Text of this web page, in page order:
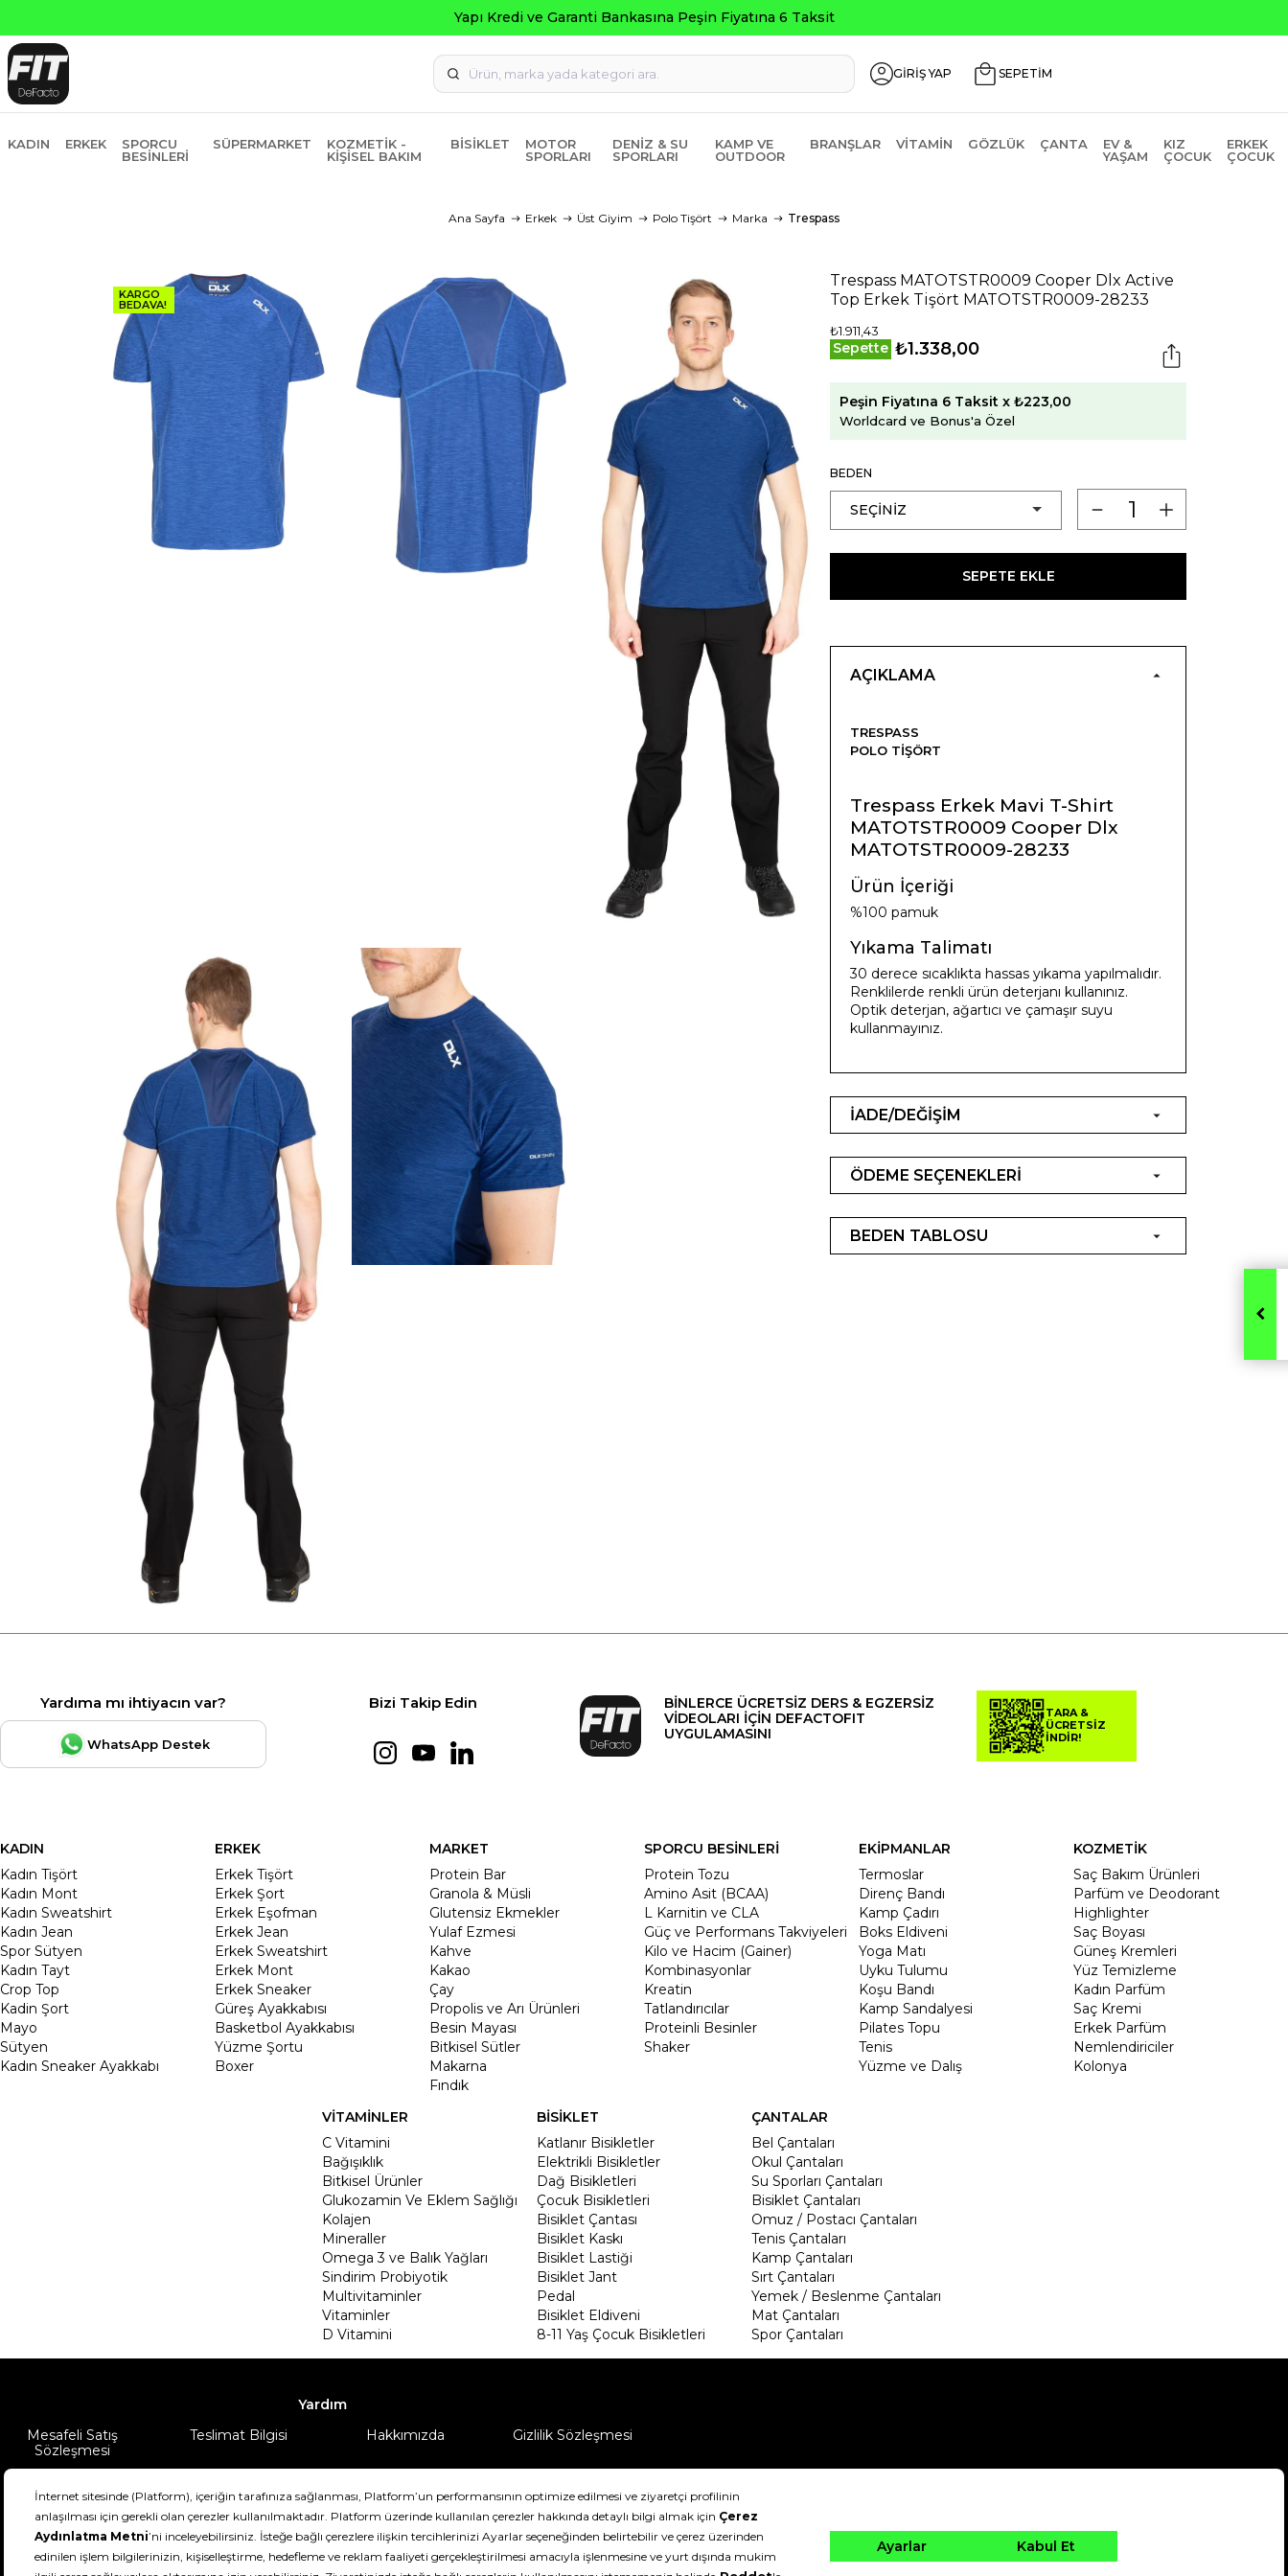
Seçili Ürünlerde ₺2000 Üzeri ₺200 İndirim Kodu: AGUSTOS200
GİRİŞ YAP SEPETİM
KADIN ERKEK
SPORCU
BESINLERI
SÜPERMARKET
KOZMETIK -
KIŞISEL BAKIM
BISIKLET
MOTOR
SPORLARI
DENIZ & SU
SPORLARI
KAMP VE
OUTDOOR
BRANŞLAR VITAMIN GÖZLÜK ÇANTA
EV &
YAŞAM
KIZ
ÇOCUK
ERKEK
ÇOCUK
Ana Sayfa Erkek Üst Giyim Polo Tişört Marka Trespass
KARGO
BEDAVA!
Trespass MATOTSTR0009 Cooper Dlx Active
Top Erkek Tişört MATOTSTR0009-28233
₺1.911,43
Sepette ₺1.338,00
Peşin Fiyatına 6 Taksit x ₺223,00
Worldcard ve Bonus'a Özel
BEDEN
SEPETE EKLE
AÇIKLAMA
TRESPASS
POLO TIŞÖRT
Trespass Erkek Mavi T-Shirt
MATOTSTR0009 Cooper Dlx
MATOTSTR0009-28233
Ürün İçeriği
%100 pamuk
Yıkama Talimatı
30 derece sıcaklıkta hassas yıkama yapılmalıdır.
Renklilerde renkli ürün deterjanı kullanınız.
Optik deterjan, ağartıcı ve çamaşır suyu
kullanmayınız.
İADE/DEĞİŞİM
ÖDEME SEÇENEKLERİ
BEDEN TABLOSU
Yardıma mı ihtiyacın var?
WhatsApp Destek
Bizi Takip Edin
BİNLERCE ÜCRETSİZ DERS & EGZERSİZ
VİDEOLARI İÇİN DEFACTOFIT
UYGULAMASINI
TARA &
ÜCRETSİZ
İNDİR!
KADIN
Kadın Tişört
Kadın Mont
Kadın Sweatshirt
Kadın Jean
Spor Sütyen
Kadın Tayt
Crop Top
Kadin Şort
Mayo
Sütyen
Kadın Sneaker Ayakkabı
ERKEK
Erkek Tişört
Erkek Şort
Erkek Eşofman
Erkek Jean
Erkek Sweatshirt
Erkek Mont
Erkek Sneaker
Güreş Ayakkabısı
Basketbol Ayakkabısı
Yüzme Şortu
Boxer
MARKET
Protein Bar
Granola & Müsli
Glutensiz Ekmekler
Yulaf Ezmesi
Kahve
Kakao
Çay
Propolis ve Arı Ürünleri
Besin Mayası
Bitkisel Sütler
Makarna
Fındık
SPORCU BESİNLERİ
Protein Tozu
Amino Asit (BCAA)
L Karnitin ve CLA
Güç ve Performans Takviyeleri
Kilo ve Hacim (Gainer)
Kombinasyonlar
Kreatin
Tatlandırıcılar
Proteinli Besinler
Shaker
EKİPMANLAR
Termoslar
Direnç Bandı
Kamp Çadırı
Boks Eldiveni
Yoga Matı
Uyku Tulumu
Koşu Bandı
Kamp Sandalyesi
Pilates Topu
Tenis
Yüzme ve Dalış
KOZMETİK
Saç Bakım Ürünleri
Parfüm ve Deodorant
Highlighter
Saç Boyası
Güneş Kremleri
Yüz Temizleme
Kadın Parfüm
Saç Kremi
Erkek Parfüm
Nemlendiriciler
Kolonya
VİTAMİNLER
C Vitamini
Bağışıklık
Bitkisel Ürünler
Glukozamin Ve Eklem Sağlığı
Kolajen
Mineraller
Omega 3 ve Balık Yağları
Sindirim Probiyotik
Multivitaminler
Vitaminler
D Vitamini
BİSİKLET
Katlanır Bisikletler
Elektrikli Bisikletler
Dağ Bisikletleri
Çocuk Bisikletleri
Bisiklet Çantası
Bisiklet Kaskı
Bisiklet Lastiği
Bisiklet Jant
Pedal
Bisiklet Eldiveni
8-11 Yaş Çocuk Bisikletleri
ÇANTALAR
Bel Çantaları
Okul Çantaları
Su Sporları Çantaları
Bisiklet Çantaları
Omuz / Postacı Çantaları
Tenis Çantaları
Kamp Çantaları
Sırt Çantaları
Yemek / Beslenme Çantaları
Mat Çantaları
Spor Çantaları
Yardım
Mesafeli Satış
Sözleşmesi
Teslimat Bilgisi Hakkımızda Gizlilik Sözleşmesi